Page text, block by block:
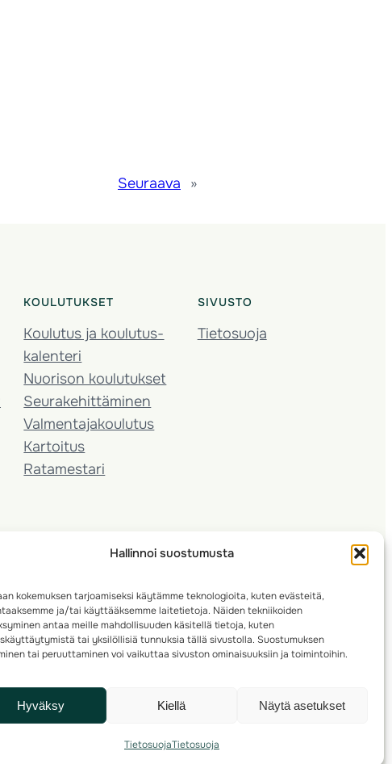
Hallinnoi suostumusta
kokemuksen tarjoamiseksi käytämme teknologioita, kuten evästeitä,
ja/tai käyttääksemme laitetietoja. Näiden tekniikoiden
antaa meille mahdollisuuden käsitellä tietoja, kuten
tai yksilöllisiä tunnuksia tällä sivustolla. Suostumuksen
tai peruuttaminen voi vaikuttaa sivuston ominaisuuksiin ja toimintoihin.
Hyväksy Kiellä Näytä asetukset
TietosuojaTietosuoja
Seuraava »
KOULUTUKSET
Koulutus ja koulutus­
kalenteri
Nuorison koulutukset
Seura­kehittäminen
Valmentaja­koulutus
Kartoitus
Ratamestari
SIVUSTO
Tietosuoja